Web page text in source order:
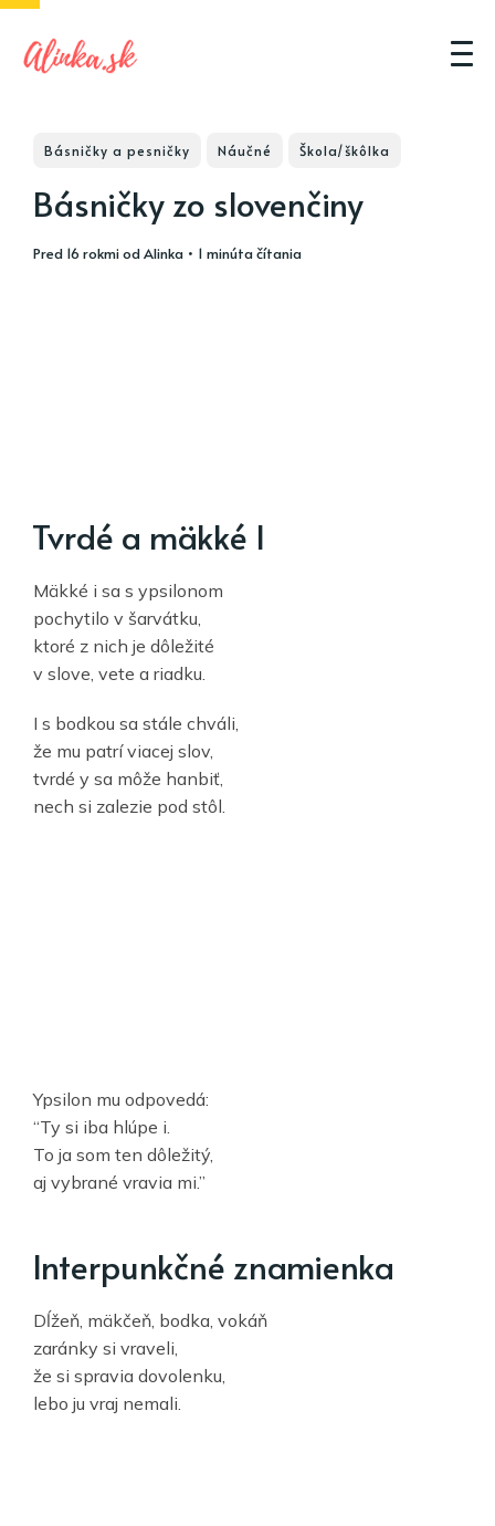
Básničky a pesničky Náučné Škola/škôlka
Básničky zo slovenčiny
pred 16 rokmiodAlinka • 1 minúta čítania
Tvrdé a mäkké I
Mäkké i sa s ypsilonom
pochytilo v šarvátku,
ktoré z nich je dôležité
v slove, vete a riadku.
I s bodkou sa stále chváli,
že mu patrí viacej slov,
tvrdé y sa môže hanbiť,
nech si zalezie pod stôl.
Ypsilon mu odpovedá:
“Ty si iba hlúpe i.
To ja som ten dôležitý,
aj vybrané vravia mi.”
Interpunkčné znamienka
Dĺžeň, mäkčeň, bodka, vokáň
zaránky si vraveli,
že si spravia dovolenku,
lebo ju vraj nemali.